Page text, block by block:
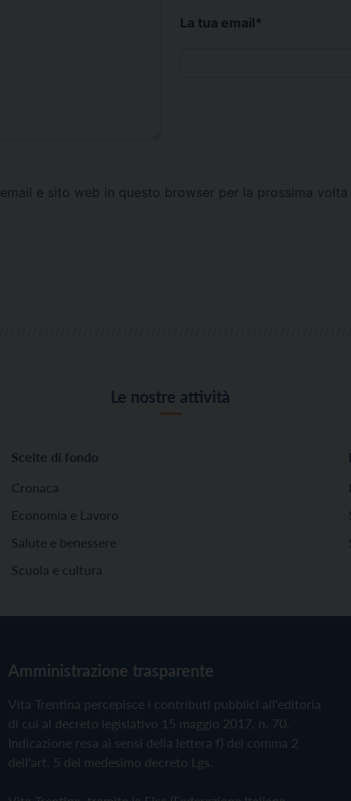
La tua email*
e sito web in questo browser per la prossima
Le nostre attività
Scelte di fondo
Cronaca
Economia e Lavoro
Salute e benessere
Scuola e cultura
Amministrazione trasparente
Vita Trentina percepisce i contributi pubblici all'editoria
di cui al decreto legislativo 15 maggio 2017, n. 70.
Indicazione resa ai sensi della lettera f) del comma 2
dell'art. 5 del medesimo decreto Lgs.